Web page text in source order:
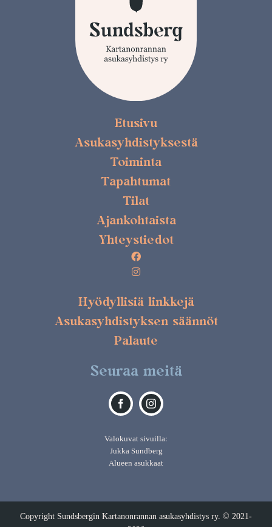
Etusivu
Asukasyhdistyksestä
Toiminta
Tapahtumat
Tilat
Ajankohtaista
Yhteystiedot
Hyödyllisiä linkkejä
Asukasyhdistyksen säännöt
Palaute
Seuraa meitä
Valokuvat sivuilla:
Jukka Sundberg
Alueen asukkaat
Copyright Sundsbergin Kartanonrannan asukasyhdistys ry. © 2021-